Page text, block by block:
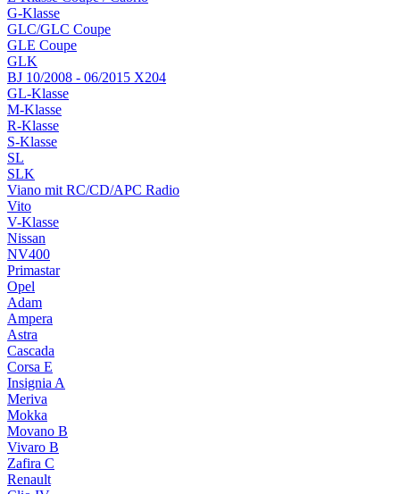
G-Klasse
GLC/GLC Coupe
GLE Coupe
GLK
BJ 10/2008 - 06/2015 X204
GL-Klasse
M-Klasse
R-Klasse
S-Klasse
SL
SLK
Viano mit RC/CD/APC Radio
Vito
V-Klasse
Nissan
NV400
Primastar
Opel
Adam
Ampera
Astra
Cascada
Corsa E
Insignia A
Meriva
Mokka
Movano B
Vivaro B
Zafira C
Renault